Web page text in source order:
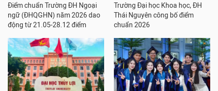
Điểm chuẩn Trường ĐH Ngoại
ngữ (ĐHQGHN) năm 2026 dao
động từ 21.05-28.12 điểm
Trường Đại học Khoa học, ĐH
Thái Nguyên công bố điểm
chuẩn 2026